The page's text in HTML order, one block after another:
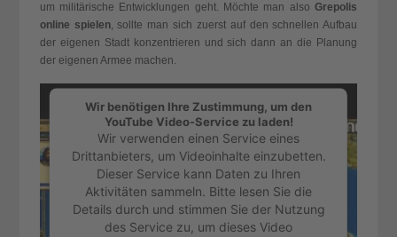
um militärische Entwicklungen geht. Möchte man alsoGrepolis
online spielen, sollte man sich zuerst auf den schnellen Aufbau
der eigenen Stadt konzentrieren und sich dann an die Planung
der eigenen Armee machen.
Wir benötigen Ihre Zustimmung, um den
YouTube Video-Service zu laden!
Wir verwenden einen Service eines
Drittanbieters, um Videoinhalte einzubetten.
Dieser Service kann Daten zu Ihren
Aktivitäten sammeln. Bitte lesen Sie die
Details durch und stimmen Sie der Nutzung
des Service zu, um dieses Video